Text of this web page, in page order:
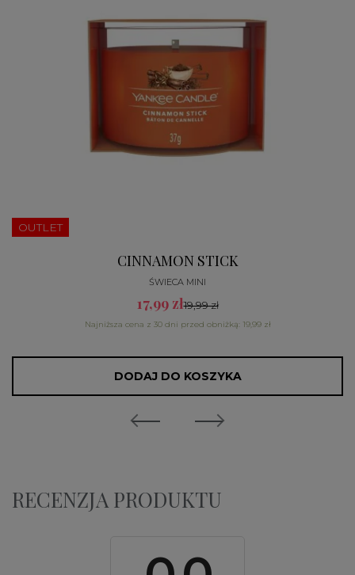
OUTLET
CINNAMON STICK
ŚWIECA MINI
17,99 zł19,99 zł
Najniższa cena z 30 dni przed obniżką: 19,99 zł
DODAJ DO KOSZYKA
RECENZJA PRODUKTU